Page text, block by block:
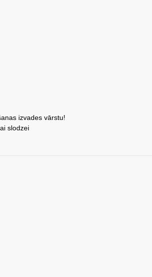
izvades vārstu!
slodzei